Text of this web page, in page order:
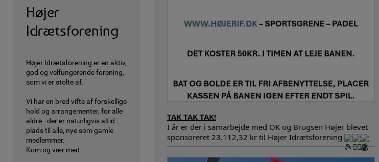
Højer
Idrætsforening
Højer Idrætsforening er en aktiv,
god og velfungerende forening,
som vi er stolte af.
Vi har en bred vifte af forskellige
hold og arrangementer, for alle
aldre - der er naturligvis altid
plads til alle, nye som gamle
medlemmer.
Kom og vær med
TAK TAK TAK!
I år er der i samarbejde med OK og Brugsen Højer blevet
sponsoreret 23.112,32 kr til Højer Idrætsforening